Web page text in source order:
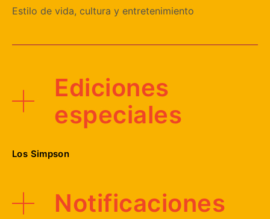
Estilo de vida, cultura y entretenimiento
Ediciones
especiales
Los Simpson
Notificaciones